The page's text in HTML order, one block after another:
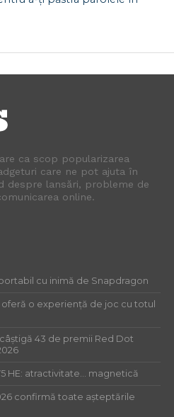
ca scop popularizarea
care ne pot ajuta în
despre lansări, probleme de
online.
cu inimă de Snapdragon
o experiență de joc cu totul
43 de premii Red Dot
HE: atractivitate… magnetică
confirmă toate așteptările